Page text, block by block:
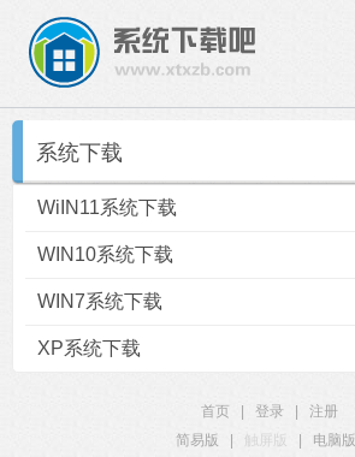
系统下载
WiIN11系统下载
WIN10系统下载
WIN7系统下载
XP系统下载
首页 登录
注册
简易版
触屏版 电脑版